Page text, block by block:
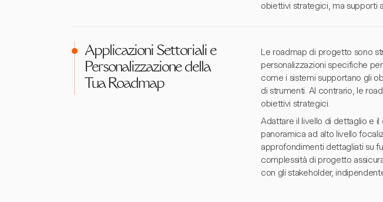
obiettivi strategici, ma supporti
Applicazioni Settoriali e
Personalizzazione della
Tua Roadmap
Le roadmap di progetto sono
personalizzazioni specifiche
come i sistemi supportano gli
di strumenti. Al contrario, le
obiettivi strategici.
Adattare il livello di dettaglio e
panoramica ad alto livello
approfondimenti dettagliati su
complessità di progetto
con gli stakeholder,